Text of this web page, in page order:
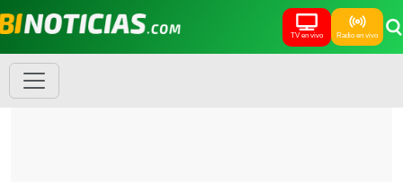
TV en vivo Radio en vivo